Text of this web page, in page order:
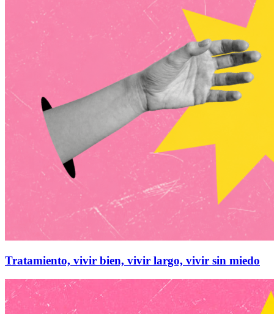
Tratamiento, vivir bien, vivir largo, vivir sin miedo